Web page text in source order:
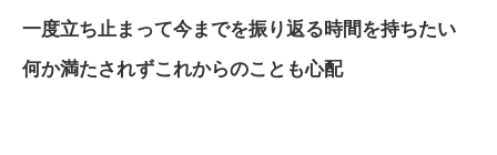
一度立ち止まって今までを振り返る時間を持ちたい
何か満たされずこれからのことも心配